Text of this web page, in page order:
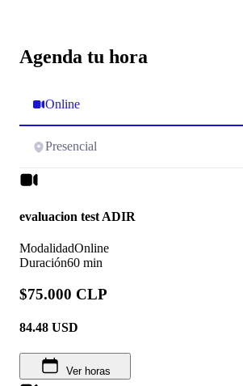
Agenda tu hora
Online
Presencial
evaluacion test ADIR
ModalidadOnline
Duración60 min
$75.000 CLP
84.48 USD
Ver horas